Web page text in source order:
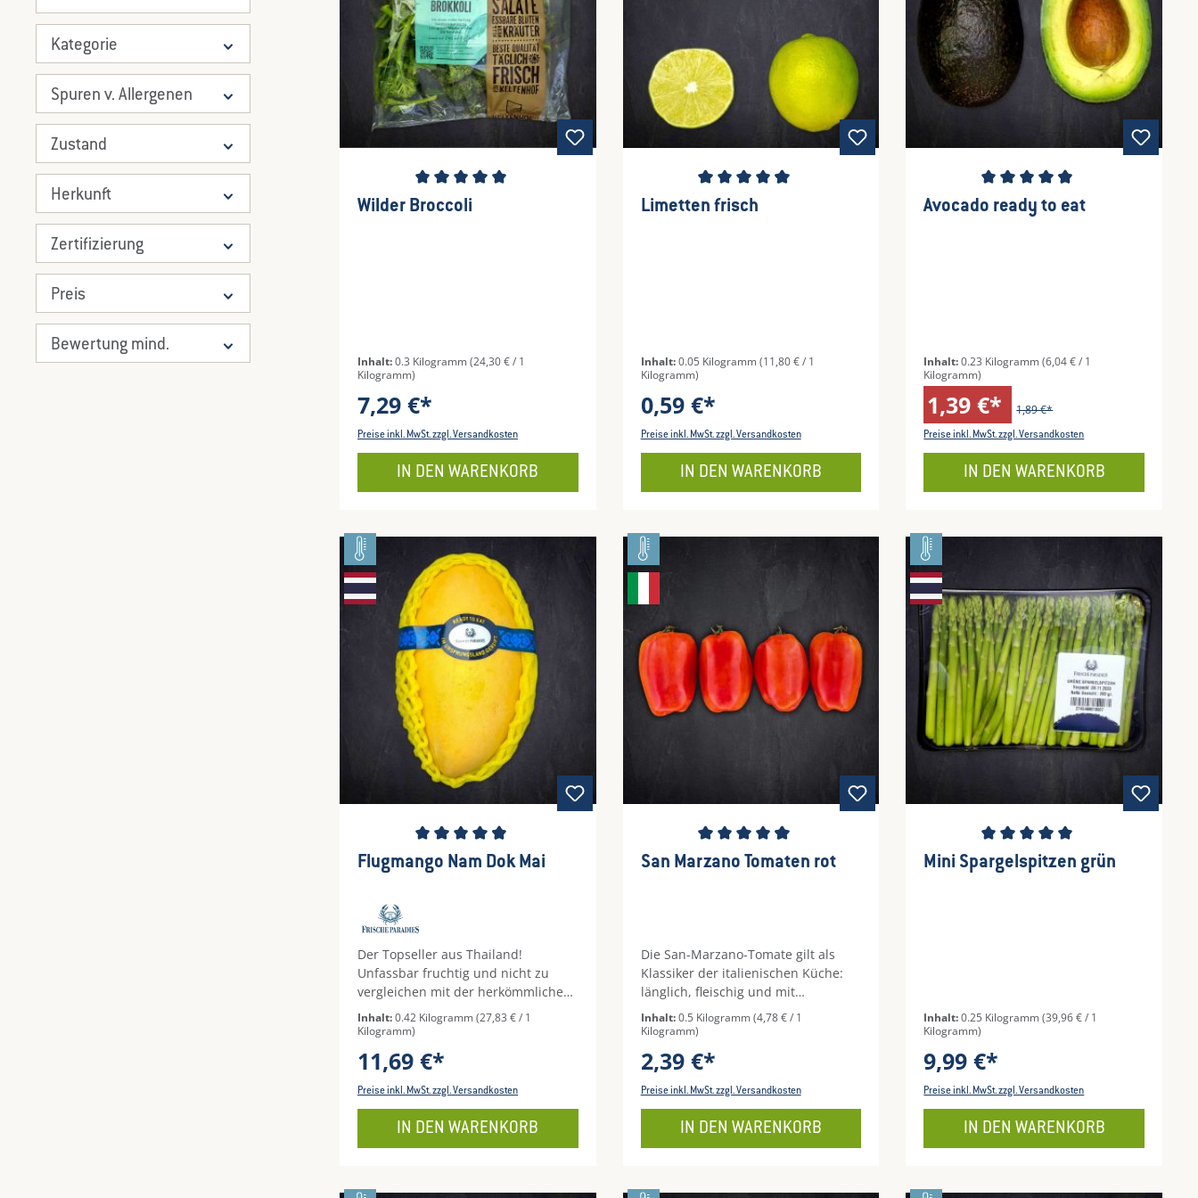
Kategorie
Spuren v. Allergenen
Zustand
Herkunft
Zertifizierung
Preis
Bewertung mind.
Durchschnittliche Bewertung von 5 von 5 Sternen
Wilder Broccoli
Inhalt:0.3 Kilogramm(24,30 € / 1
Kilogramm)
7,29 €*
Preise inkl. MwSt. zzgl. Versandkosten
IN DEN WARENKORB
Durchschnittliche Bewertung von 4.5 von 5 Sternen
Limetten frisch
Inhalt:0.05 Kilogramm(11,80 € / 1
Kilogramm)
0,59 €*
Preise inkl. MwSt. zzgl. Versandkosten
IN DEN WARENKORB
Durchschnittliche Bewertung von
Avocado ready to eat
Inhalt:0.23 Kilogramm(6,04 € / 1
Kilogramm)
1,39 €* 1,89 €*
Preise inkl. MwSt. zzgl. Versandkosten
IN DEN WARENKORB
Durchschnittliche Bewertung von 4.78 von 5 Sternen
Flugmango Nam Dok Mai
Der Topseller aus Thailand!
Unfassbar fruchtig und nicht zu
vergleichen mit der herkömmlichen
Mango!
Inhalt:0.42 Kilogramm(27,83 € / 1
Kilogramm)
11,69 €*
Preise inkl. MwSt. zzgl. Versandkosten
IN DEN WARENKORB
Durchschnittliche Bewertung von 4.45 von 5 Sternen
San Marzano Tomaten rot
Die San-Marzano-Tomate gilt als
Klassiker der italienischen Küche:
länglich, fleischig und mit
intensivem, ausgewogenem
Tomatenaroma. Durch ihren
angenehme Süße eignet sie sich
besonders gut für Saucen, Pizza,
aromatisch, sämig und „wie in
Inhalt:0.5 Kilogramm(4,78 € / 1
Kilogramm)
2,39 €*
Preise inkl. MwSt. zzgl. Versandkosten
IN DEN WARENKORB
Durchschnittliche Bewertung von 5
Mini Spargelspitzen grün
Inhalt:0.25 Kilogramm(39,96 € / 1
Kilogramm)
9,99 €*
Preise inkl. MwSt. zzgl. Versandkosten
IN DEN WARENKORB